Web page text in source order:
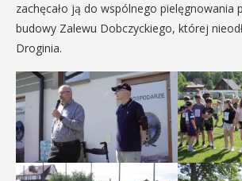
zachęcało ją do wspólnego pielęgnowania
budowy Zalewu Dobczyckiego, której
Droginia.